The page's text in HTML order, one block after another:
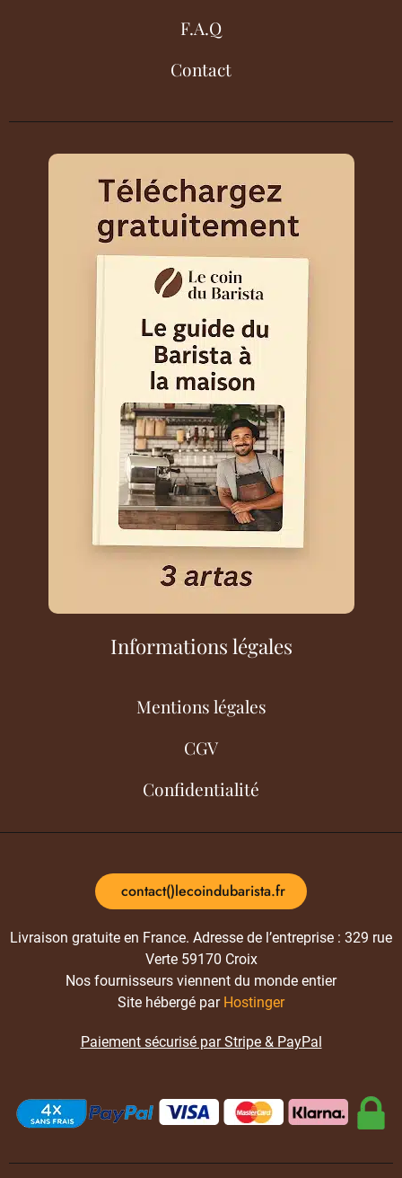
F.A.Q
Contact
Informations légales
Mentions légales
CGV
Confidentialité
contact()lecoindubarista.fr
Livraison gratuite en France. Adresse de l’entreprise : 329 rue
Verte 59170 Croix
Nos fournisseurs viennent du monde entier
Site hébergé par Hostinger
Paiement sécurisé par Stripe & PayPal